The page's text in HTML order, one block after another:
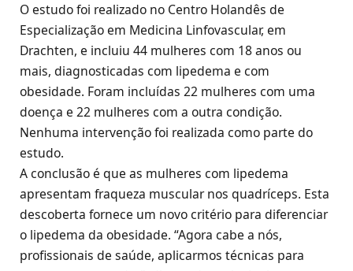
O estudo foi realizado no Centro Holandês de
Especialização em Medicina Linfovascular, em
Drachten, e incluiu 44 mulheres com 18 anos ou
mais, diagnosticadas com lipedema e com
obesidade. Foram incluídas 22 mulheres com uma
doença e 22 mulheres com a outra condição.
Nenhuma intervenção foi realizada como parte do
estudo.
A conclusão é que as mulheres com lipedema
apresentam fraqueza muscular nos quadríceps. Esta
descoberta fornece um novo critério para diferenciar
o lipedema da obesidade. “Agora cabe a nós,
profissionais de saúde, aplicarmos técnicas para